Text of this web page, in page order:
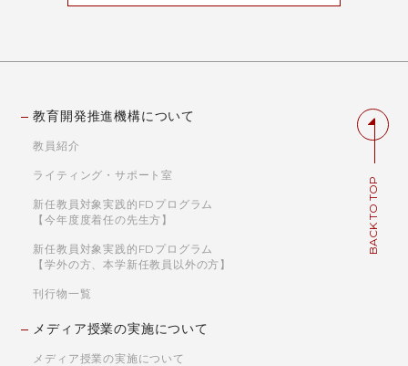
教育開発推進機構について
教員紹介
ライティング・サポート室
新任教員対象実践的FDプログラム
【今年度度着任の先生方】
新任教員対象実践的FDプログラム
【学外の方、本学新任教員以外の方】
刊行物一覧
メディア授業の実施について
メディア授業の実施について
BACK TO TOP